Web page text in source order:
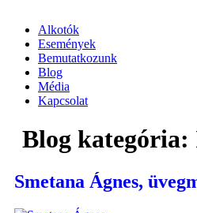
Alkotók
Események
Bemutatkozunk
Blog
Média
Kapcsolat
Blog kategória:
Smetana Ágnes,